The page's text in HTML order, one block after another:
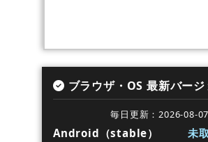
ブラウザ・OS 最新バー
毎日更新：2026-08-
Android（stable）
未